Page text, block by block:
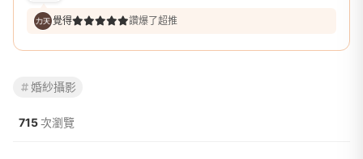
覺得 讚爆了超推
婚紗攝影
715次瀏覽